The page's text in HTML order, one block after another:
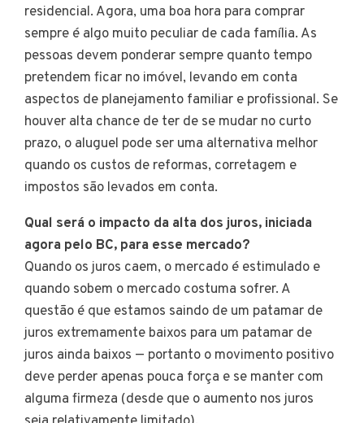
residencial. Agora, uma boa hora para comprar
sempre é algo muito peculiar de cada família. As
pessoas devem ponderar sempre quanto tempo
pretendem ficar no imóvel, levando em conta
aspectos de planejamento familiar e profissional. Se
houver alta chance de ter de se mudar no curto
prazo, o aluguel pode ser uma alternativa melhor
quando os custos de reformas, corretagem e
impostos são levados em conta.
Qual será o impacto da alta dos juros, iniciada
agora pelo BC, para esse mercado?
Quando os juros caem, o mercado é estimulado e
quando sobem o mercado costuma sofrer. A
questão é que estamos saindo de um patamar de
juros extremamente baixos para um patamar de
juros ainda baixos — portanto o movimento positivo
deve perder apenas pouca força e se manter com
alguma firmeza (desde que o aumento nos juros